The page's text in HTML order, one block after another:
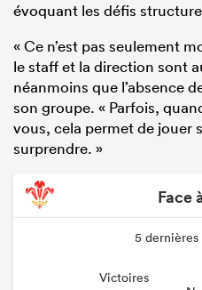
évoquant les défis
« Ce n’est pas seulement
le staff et la direction sont
néanmoins que l’absence
son groupe. « Parfois,
vous, cela permet de jouer
surprendre. »
Face
5
Victoires